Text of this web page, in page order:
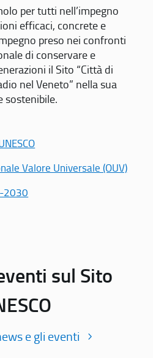
per tutti nell’impegno
efficaci, concrete e
preso nei confronti
di conservare e
il Sito “Città di
nel Veneto” nella sua
sostenibile.
Valore Universale (OUV)
2030
sul Sito
e gli eventi